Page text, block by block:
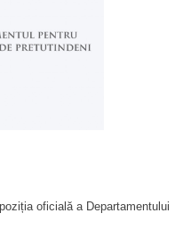
oficială a Departamentului